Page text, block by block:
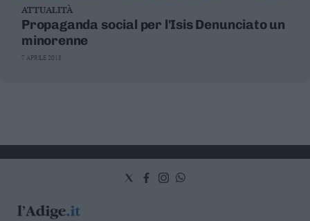
ATTUALITÀ
Propaganda social per l'Isis Denunciato un
minorenne
7 APRILE 2018